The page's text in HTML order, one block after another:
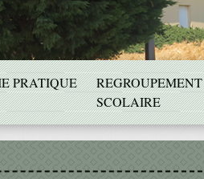
PRATIQUE
REGROUPEMENT
SCOLAIRE